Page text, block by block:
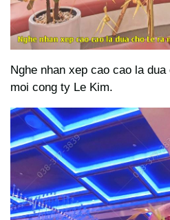
Nghe nhan xep cao cao la
moi cong ty Le Kim.